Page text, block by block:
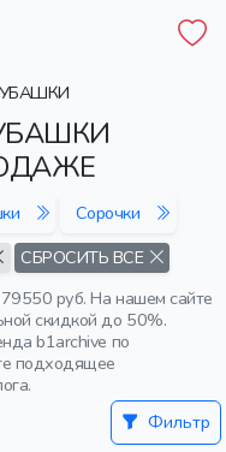
Сорочки
СБРОСИТЬ ВСЕ
руб. На нашем сайте
скидкой до 50%.
b1archive по
подходящее
Фильтр